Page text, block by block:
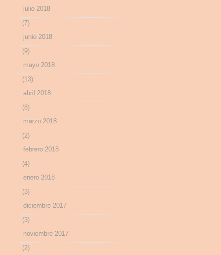
julio 2018
(7)
junio 2018
(9)
mayo 2018
(13)
abril 2018
(8)
marzo 2018
(2)
febrero 2018
(4)
enero 2018
(3)
diciembre 2017
(3)
noviembre 2017
(2)